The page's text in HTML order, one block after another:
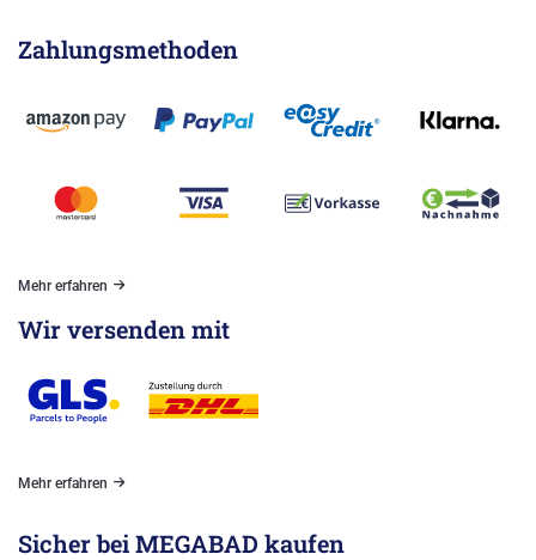
Zahlungsmethoden
Mehr erfahren
Wir versenden mit
Mehr erfahren
Sicher bei MEGABAD kaufen